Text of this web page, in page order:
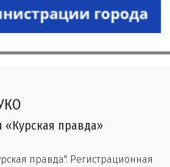
«Курская правда»
правда". Регистрационная